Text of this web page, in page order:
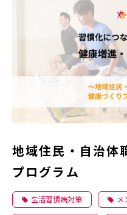
地域住民・自治体
プログラム
生活習慣病対策